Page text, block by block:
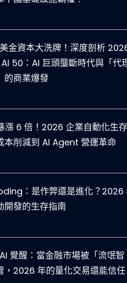
金資本大洗牌！深度剖析
50：AI 巨頭壟斷時代與「代
的商業爆發
漲 6 倍！2026 企業自動化生
本削減到 AI Agent 營運革命
：是作弊還是進化？2026
開發的生存指南
覺醒：當金融市場被「流氓智
，2026 年的量化交易還能信任